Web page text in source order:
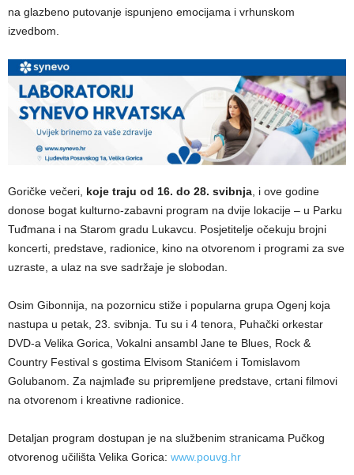
na glazbeno putovanje ispunjeno emocijama i vrhunskom
izvedbom.
Goričke večeri, koje traju od 16. do 28. svibnja , i ove godine
donose bogat kulturno-zabavni program na dvije lokacije – u Parku
Tuđmana i na Starom gradu Lukavcu. Posjetitelje očekuju brojni
koncerti, predstave, radionice, kino na otvorenom i programi za sve
uzraste, a ulaz na sve sadržaje je slobodan.
Osim Gibonnija, na pozornicu stiže i popularna grupa Ogenj koja
nastupa u petak, 23. svibnja. Tu su i 4 tenora, Puhački orkestar
DVD-a Velika Gorica, Vokalni ansambl Jane te Blues, Rock &
Country Festival s gostima Elvisom Stanićem i Tomislavom
Golubanom. Za najmlađe su pripremljene predstave, crtani filmovi
na otvorenom i kreativne radionice.
Detaljan program dostupan je na službenim stranicama Pučkog
otvorenog učilišta Velika Gorica: www.pouvg.hr